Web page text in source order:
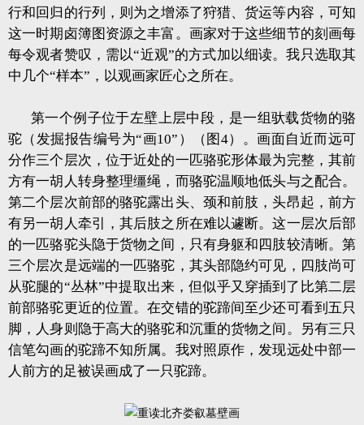
行和回归的行列，则为之增添了狩猎、货运等内容，可知
这一时期卤簿图资源之丰富。画家对于这些细节的刻画每
每令观者赞叹，需以“近观”的方式加以细读。我只选取其
中几个“样本”，以观画家匠心之所在。
第一个例子位于左壁上层中段，是一组驮载货物的骆
驼（发掘报告编号为“画10”）（图4）。画面自近而远可
分作三个层次，位于近处的一匹骆驼形体最为完整，其前
方有一胡人转身整理缰绳，而骆驼温顺地低头与之配合。
第二个层次前部的骆驼露出头、颈和前肢，头昂起，前方
有另一胡人牵引，其后肢之所在难以遽断。这一层次后部
的一匹骆驼头隐于货物之间，只有身躯和四肢较清晰。第
三个层次是远端的一匹骆驼，其头部隐约可见，四肢尚可
从驼腿的“丛林”中提取出来，但似乎又穿插到了比第二层
前部骆驼更近的位置。在交错的驼蹄间至少还可看到五只
脚，人身则隐于高大的骆驼和沉重的货物之间。另有三只
信笔勾画的驼蹄不知所属。我对照原作，发现远处中部一
人前方的足被误画成了一只驼蹄。